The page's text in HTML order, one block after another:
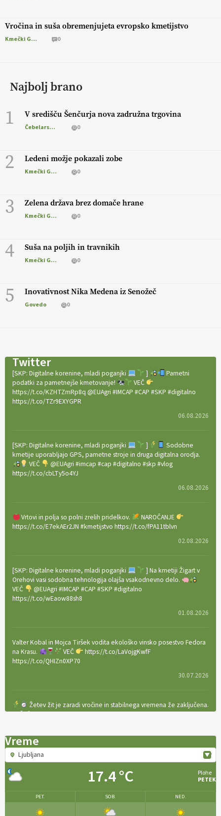
Vročina in suša obremenjujeta evropsko kmetijstvo
Kmečki Glas 0
Najbolj brano
1 V središču Šenčurja nova zadružna trgovina
Čebelarstvo 0
2 Ledeni možje pokazali zobe
Kmečki Glas 0
3 Zelena država brez domače hrane
Kmečki Glas 0
4 Suša na poljih in travnikih
Kmečki Glas 0
5 Inovativnost Nika Medena iz Senožeč
Govedo 0
Twitter
[SKP: Digitalne korenine, mladi poganjki ]
Pametni
podatki za pametnejše kmetovanje!
VEČ
https://t.co/KZHTZmRp8q @EUAgri #IMCAP #CAP #SKP #digitalno
https://t.co/TZr9EXYGPR
06.08.2026
[SKP: Digitalne korenine, mladi poganjki ]
Sodobne
kmetije uporabljajo GPS, pametne stroje in druga digitalna orodja.
VEČ
@EUAgri #imcap #cap #digitalno #skp #vlog
https://t.co/cbLTy5o4YJ
06.08.2026
Vrtovi in polja so polni zrelih pridelkov.
NAROČANJE
https://t.co/E7ekAEr2JN #kmetijstvo https://t.co/fPA11tblvn
02.08.2026
[SKP: Digitalne korenine, mladi poganjki
] Na kmetiji Žigart v
Orehovi vasi sodobna tehnologija olajša vsakodnevno delo.
VEČ
@EUAgri #IMCAP #CAP #SKP #digitalno
https://t.co/wEaow88sh8
01.08.2026
Valter Kobal in Mojca Tiršek vodita ekološko vinsko posestvo Fedora
na Krasu.
VEČ
https://t.co/LaVojgKwfF
https://t.co/QHIZn0XP70
30.07.2026
Žetev žit je zaradi vročine in stabilnega vremena že zaključena.
VEČ
https://t.co/bBWaIz6Hhh https://t.co/TtKoOF5ENS
[EKOloško = LOGIČNO
Ameriške borovnice so odlična izbira za
#IMCAP #CAP https://t.co/tQd9tB1THk
22.07.2026
Vreme
Ljubljana
17.4 °C
Plohe
PETEK
PET. SOB. NED.